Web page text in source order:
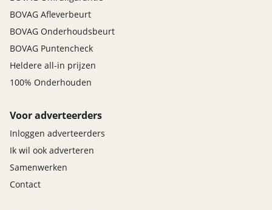
BOVAG Afleverbeurt
BOVAG Onderhoudsbeurt
BOVAG Puntencheck
Heldere all-in prijzen
100% Onderhouden
Voor adverteerders
Inloggen adverteerders
Ik wil ook adverteren
Samenwerken
Contact